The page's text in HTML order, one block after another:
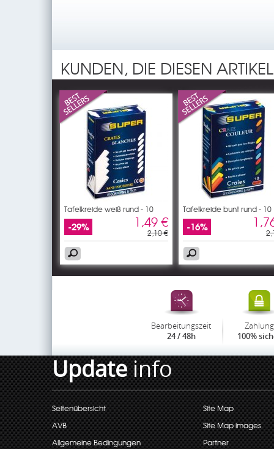
KUNDEN, DIE DIESEN
Tafelkreide weiß rund - 10
-29% 1,49 €
2,10 €
Tafelkreide bunt rund - 10
-16%
Bearbeitungszeit
24 / 48h
Zahlung
100%
Updateinfo
Seitenübersicht
AVB
Allgemeine Bedingungen
Site Map
Site Map images
Partner